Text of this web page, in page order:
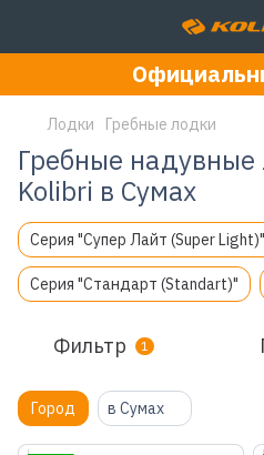
Лодки Гребные лодки
Гребные
Kolibri в Сумах
Серия "Супер Лайт (Super Light)"
Серия "Стандарт (Standart)"
Фильтр 1
Город в Сумах